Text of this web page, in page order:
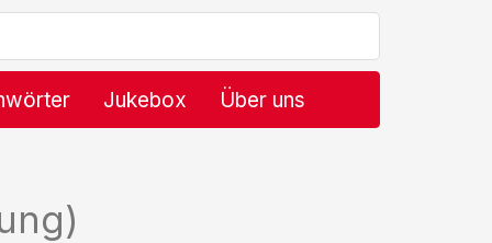
Jukebox Über uns